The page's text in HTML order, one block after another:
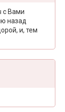
с Вами
назад
и, тем